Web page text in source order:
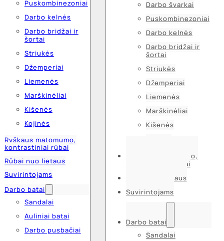
Puskombinezoniai
Darbo kelnės
Darbo bridžai ir
šortai
Striukės
Džemperiai
Liemenės
Marškinėliai
Kišenės
Kojinės
Ryškaus matomumo,
kontrastiniai rūbai
Rūbai nuo lietaus
Suvirintojams
Darbo batai
Sandalai
Auliniai batai
Darbo pusbačiai
Darbo švarkai
Puskombinezoniai
Darbo kelnės
Darbo bridžai ir
šortai
Striukės
Džemperiai
Liemenės
Marškinėliai
Kišenės
Ryškaus matomumo,
kontrastiniai rūbai
Rūbai nuo lietaus
Suvirintojams
Darbo batai
Sandalai